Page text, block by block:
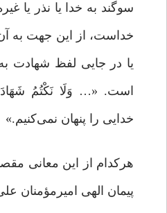
سوگند به خدا یا نذر یا
خداست، از این جهت به
یا در جایی لفظ شهادت
خدایی را پنهان نمی‌کنیم.»
هرکدام از این معانی
پیمان الهی امیرمؤمنان